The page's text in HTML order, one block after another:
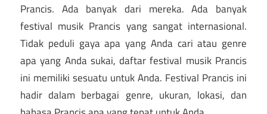
Prancis. Ada banyak dari mereka. Ada banyak
festival musik Prancis yang sangat internasional.
Tidak peduli gaya apa yang Anda cari atau genre
apa yang Anda sukai, daftar festival musik Prancis
ini memiliki sesuatu untuk Anda. Festival Prancis ini
hadir dalam berbagai genre, ukuran, lokasi, dan